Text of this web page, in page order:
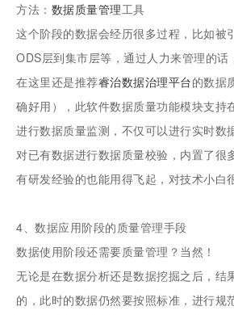
方法： 数据质量管理工具
这个阶段的数据会经历很多过程，比如被
ODS层到集市层等，通过人力来管理的话
在这里还是推荐睿治数据治理平台的数据
确好用），此软件数据质量功能模块支持
进行数据质量监测，不仅可以进行实时数
对已有数据进行数据质量校验，内置了很
有研发经验的也能用得飞起，对技术小白
4、数据应用阶段的质量管理手段
数据使用阶段还需要质量管理？当然！
无论是在数据分析还是数据挖掘之后，结
的，此时的数据仍然要按照标准，进行规